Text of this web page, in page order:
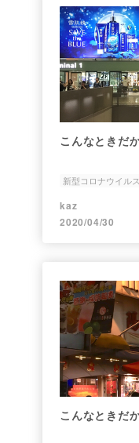
こんなときだ
新型コロナウイルス
kaz
2020/04/30
こんなときだ